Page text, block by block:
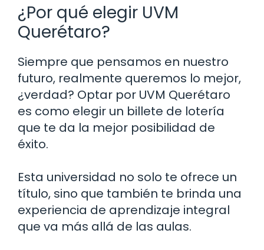
¿Por qué elegir UVM
Querétaro?
Siempre que pensamos en nuestro
futuro, realmente queremos lo mejor,
¿verdad? Optar por UVM Querétaro
es como elegir un billete de lotería
que te da la mejor posibilidad de
éxito.
Esta universidad no solo te ofrece un
título, sino que también te brinda una
experiencia de aprendizaje integral
que va más allá de las aulas.